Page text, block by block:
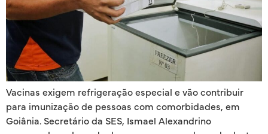
Vacinas exigem refrigeração especial e vão contribuir
para imunização de pessoas com comorbidades, em
Goiânia. Secretário da SES, Ismael Alexandrino